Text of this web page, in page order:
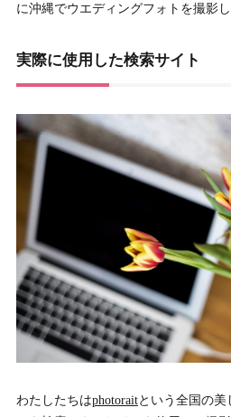
に沖縄でウエディングフォトを撮影し
実際に使用した検索サイト
わたしたちはphotoraitという全国の美